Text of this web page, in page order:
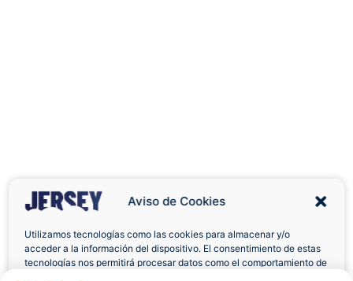
Aviso de Cookies
Utilizamos tecnologías como las cookies para almacenar y/o
acceder a la información del dispositivo. El consentimiento de estas
tecnologías nos permitirá procesar datos como el comportamiento de
Envíos a Domicilio Devolución 7 Días